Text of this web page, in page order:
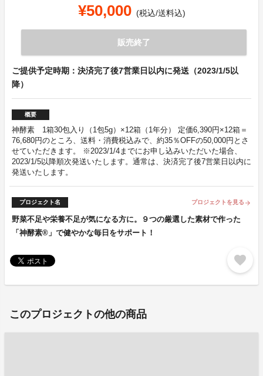
¥50,000 (税込/送料込)
販売終了
ご提供予定時期：決済完了後7営業日以内に発送（2023/1/5以
降）
概要
神酵素 1箱30包入り（1包5g）×12箱（1年分） 定価6,390円×12箱＝
76,680円のところ、送料・消費税込みで、約35％OFFの50,000円とさ
せていただきます。 ※2023/1/4までにお申し込みいただいた場合、
2023/1/5以降順次発送いたします。通常は、決済完了後7営業日以内に
発送いたします。
プロジェクト名 プロジェクトを見る arrow_forward
野菜不足や栄養不足が気になる方に。９つの厳選した素材で作った
「神酵素®」で健やかな毎日をサポート！
favorite
このプロジェクトの他の商品